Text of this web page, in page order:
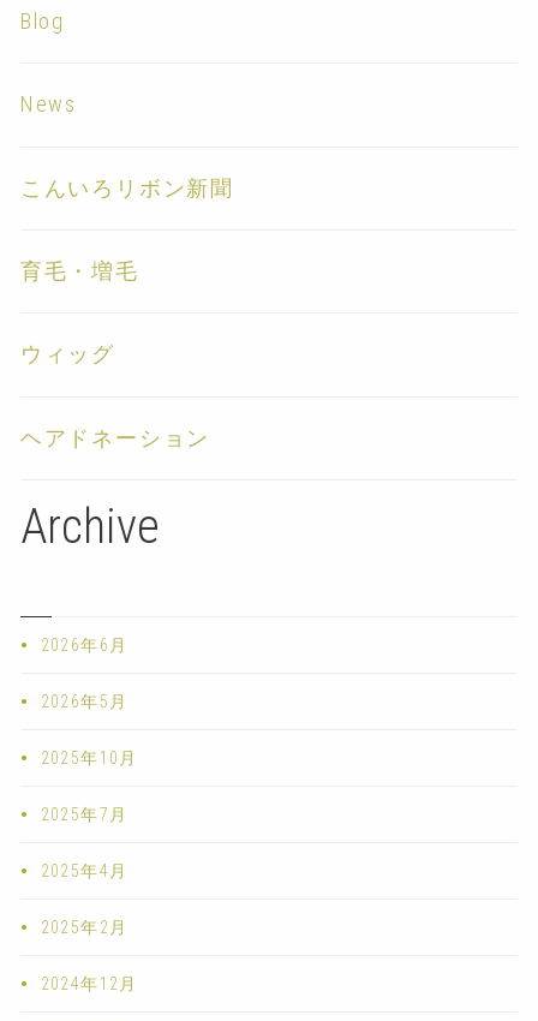
Blog
News
こんいろリボン新聞
育毛・増毛
ウィッグ
ヘアドネーション
Archive
2026年6月
2026年5月
2025年10月
2025年7月
2025年4月
2025年2月
2024年12月